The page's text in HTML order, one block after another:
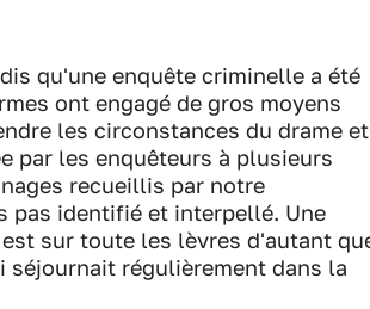
qu'une enquête criminelle a été
ont engagé de gros moyens
les circonstances du drame et
par les enquêteurs à plusieurs
recueillis par notre
pas identifié et interpellé. Une
sur toute les lèvres d'autant
régulièrement dans la